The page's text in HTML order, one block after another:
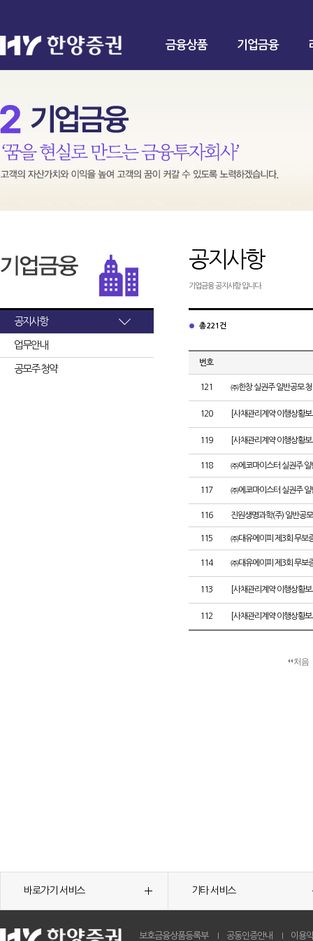
금융상품 기업금융
공지사항
업무안내
공모주 청약
공지사항
기업금융 공지사항 입니다.
총 221건
번호
121 ㈜한창 실권주 일반공모
120 [사채관리계약 이행상황
119 [사채관리계약 이행상황
118 ㈜에코마이스터 실권주 일
117 ㈜에코마이스터 실권주 일
116 진원생명과학(주) 일반공
115 ㈜대유에이피 제3회 무보
114 ㈜대유에이피 제3회 무보
113 [사채관리계약 이행상황
112 [사채관리계약 이행상황
처음
바로가기 서비스 기타 서비스
보호금융상품등록부 공동인증안내 이용